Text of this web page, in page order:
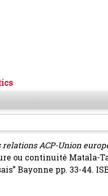
ACP-Union
ou continuité Matala-
Bayonne pp. 33-44.